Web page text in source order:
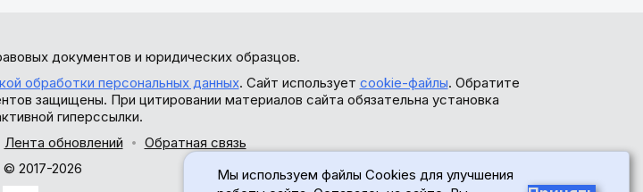
документов и юридических образцов.
обработки персональных данных. Сайт использует cookie-файлы. Обратите
защищены. При цитировании материалов сайта обязательна установка
гиперссылки.
Лента обновлений
Обратная связь
© 2017-2026
Мы используем файлы Cookies для улучшения